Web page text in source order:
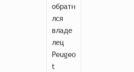
обрати
лся
владе
лец
Peugeo
t